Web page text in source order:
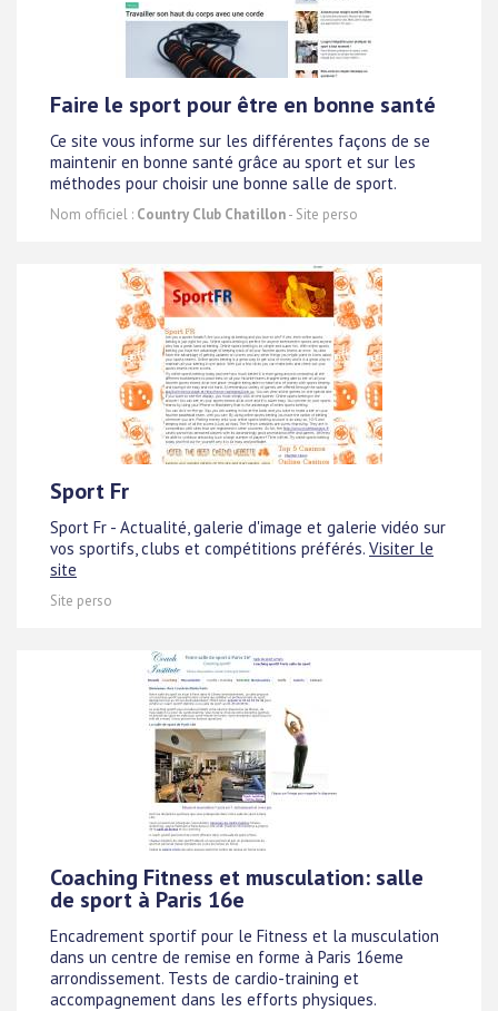
Faire le sport pour être en bonne santé
Ce site vous informe sur les différentes façons de se
maintenir en bonne santé grâce au sport et sur les
méthodes pour choisir une bonne salle de sport.
Nom officiel : Country Club Chatillon- Site perso
Sport Fr
Sport Fr - Actualité, galerie d'image et galerie vidéo sur
vos sportifs, clubs et compétitions préférés. Visiter le
site
Site perso
Coaching Fitness et musculation: salle
de sport à Paris 16e
Encadrement sportif pour le Fitness et la musculation
dans un centre de remise en forme à Paris 16eme
arrondissement. Tests de cardio-training et
accompagnement dans les efforts physiques.